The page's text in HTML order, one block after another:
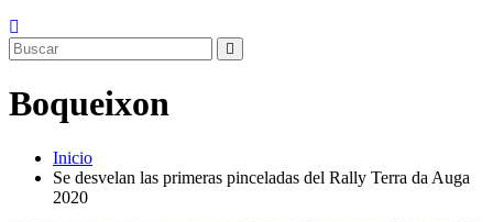
Boqueixon
Inicio
Se desvelan las primeras pinceladas del Rally Terra da Auga
2020